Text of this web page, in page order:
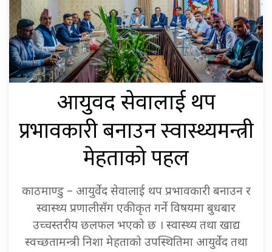
आयुर्वेद सेवालाई थप
प्रभावकारी बनाउन स्वास्थ्यमन्त्री
मेहताको पहल
काठमाण्डु – आयुर्वेद सेवालाई थप प्रभावकारी बनाउन र
स्वास्थ्य प्रणालीसँग एकीकृत गर्ने विषयमा बुधबार
उच्चस्तरीय छलफल भएको छ । स्वास्थ्य तथा खाद्य
स्वच्छतामन्त्री निशा मेहताको उपस्थितिमा आयुर्वेद तथा